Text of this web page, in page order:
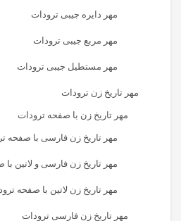
مهر دایره جیبی ترودات
مهر مربع جیبی ترودات
مهر مستطیل جیبی ترودات
مهر تاریخ زن ترودات
مهر تاریخ زن با صفحه ترودات
مهر تاریخ زن فارسی با صفحه
مهر تاریخ زن فارسی و لاتین
مهر تاریخ زن لاتین با صفحه
مهر تاریخ زن فارسی ترودات